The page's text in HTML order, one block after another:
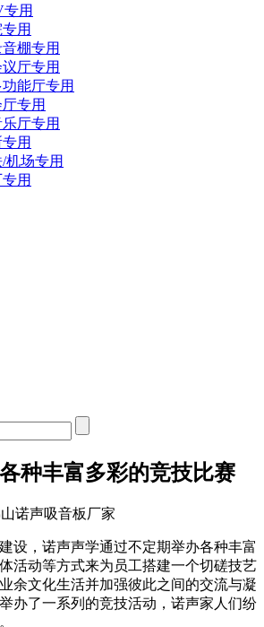
用
用
棚专用
厅专用
能厅专用
专用
厅专用
用
机场专用
用
种丰富多彩的竞技比赛
诺声吸音板厂家
设，诺声声学通过不定期举办各种丰富
活动等方式来为员工搭建一个切磋技艺
余文化生活并加强彼此之间的交流与凝
办了一系列的竞技活动，诺声家人们纷